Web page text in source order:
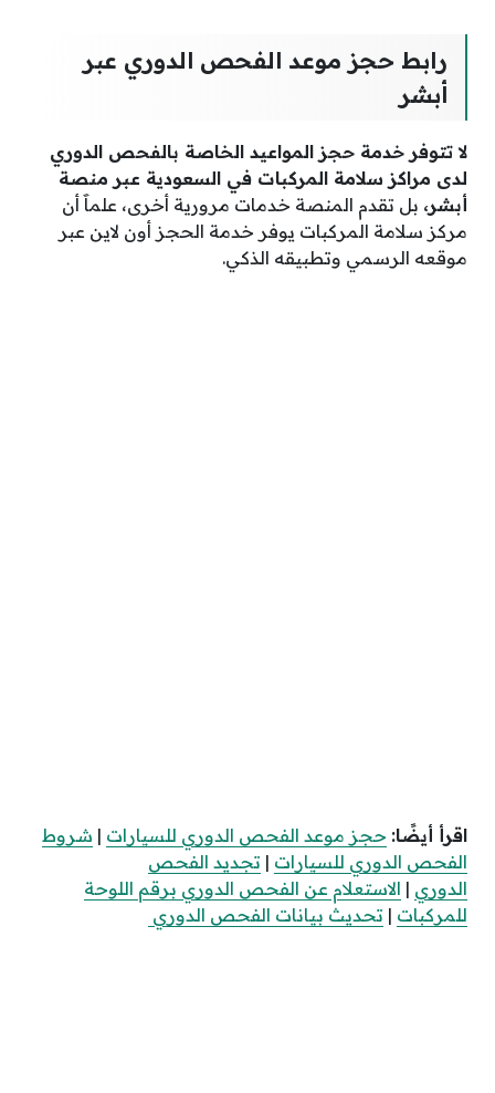
رابط حجز موعد الفحص الدوري عبر
أبشر
لا تتوفر خدمة حجز المواعيد الخاصة بالفحص الدوري
لدى مراكز سلامة المركبات في السعودية عبر منصة
أبشر، بل تقدم المنصة خدمات مرورية أخرى، علماََ أن
مركز سلامة المركبات يوفر خدمة الحجز أون لاين عبر
موقعه الرسمي وتطبيقه الذكي.
اقرأ أيضًا: حجز موعد الفحص الدوري للسيارات | شروط
الفحص الدوري للسيارات | تجديد الفحص
الدوري | الاستعلام عن الفحص الدوري برقم اللوحة
للمركبات | تحديث بيانات الفحص الدوري